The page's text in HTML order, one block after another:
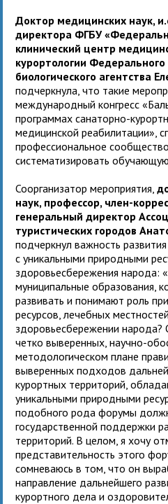
Доктор медицинских наук,
директора ФГБУ
клинический центр
курортологии
биологического агентства
подчеркнула, что такие
международный конгресс
программах санаторно-
медицинской реабилитации»,
профессиональное
систематизировать
Соорганизатор мероприятия,
наук, профессор, член-
генеральный директор
туристических городов
подчеркнул важность
с уникальными природными
здоровьесбережения народа:
муниципальные образования,
развивать и понимают роль
ресурсов, лечебных
здоровьесбережении народа?
четко выверенных, научно-
методологическом плане
выверенных подходов
курортных территорий,
уникальными природными
подобного рода форумы
государственной поддержки
территорий. В целом, я хочу
представительность этого
сомневаюсь в том, что он
направление дальнейшего
курортного дела и